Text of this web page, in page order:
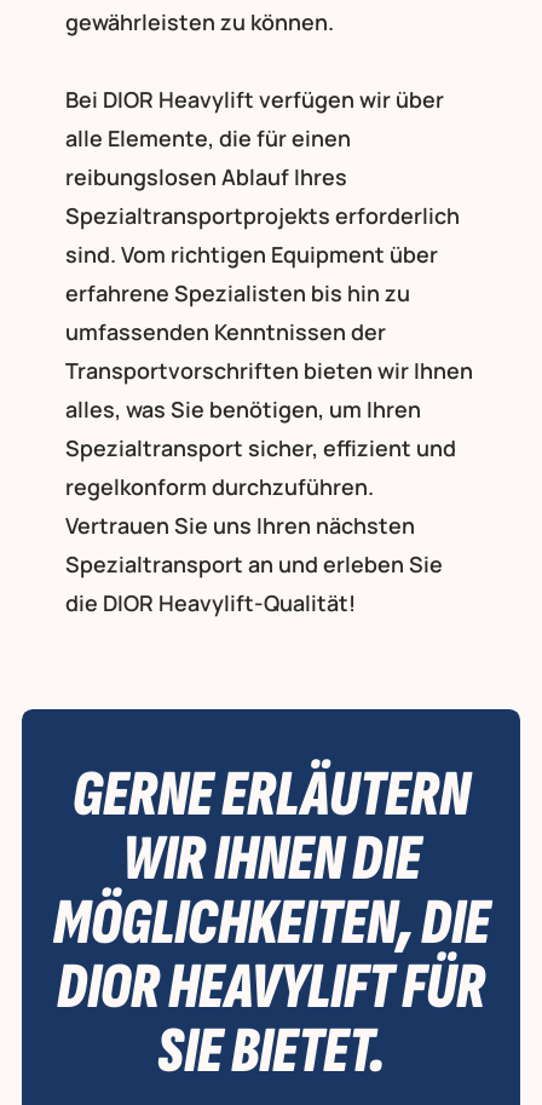
gewährleisten zu können.
Bei DIOR Heavylift verfügen wir über
alle Elemente, die für einen
reibungslosen Ablauf Ihres
Spezialtransportprojekts erforderlich
sind. Vom richtigen Equipment über
erfahrene Spezialisten bis hin zu
umfassenden Kenntnissen der
Transportvorschriften bieten wir Ihnen
alles, was Sie benötigen, um Ihren
Spezialtransport sicher, effizient und
regelkonform durchzuführen.
Vertrauen Sie uns Ihren nächsten
Spezialtransport an und erleben Sie
die DIOR Heavylift-Qualität!
GERNE ERLÄUTERN
WIR IHNEN DIE
MÖGLICHKEITEN, DIE
DIOR HEAVYLIFT FÜR
SIE BIETET.